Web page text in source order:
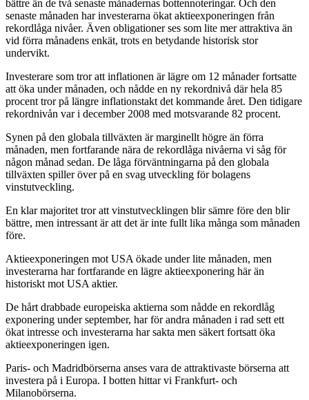
bättre än de två senaste månadernas bottennoteringar. Och den
senaste månaden har investerarna ökat aktieexponeringen från
rekordlåga nivåer. Även obligationer ses som lite mer attraktiva än
vid förra månadens enkät, trots en betydande historisk stor
undervikt.
Investerare som tror att inflationen är lägre om 12 månader fortsatte
att öka under månaden, och nådde en ny rekordnivå där hela 85
procent tror på längre inflationstakt det kommande året. Den tidigare
rekordnivån var i december 2008 med motsvarande 82 procent.
Synen på den globala tillväxten är marginellt högre än förra
månaden, men fortfarande nära de rekordlåga nivåerna vi såg för
någon månad sedan. De låga förväntningarna på den globala
tillväxten spiller över på en svag utveckling för bolagens
vinstutveckling.
En klar majoritet tror att vinstutvecklingen blir sämre före den blir
bättre, men intressant är att det är inte fullt lika många som månaden
före.
Aktieexponeringen mot USA ökade under lite månaden, men
investerarna har fortfarande en lägre aktieexponering här än
historiskt mot USA aktier.
De hårt drabbade europeiska aktierna som nådde en rekordlåg
exponering under september, har för andra månaden i rad sett ett
ökat intresse och investerarna har sakta men säkert fortsatt öka
aktieexponeringen igen.
Paris- och Madridbörserna anses vara de attraktivaste börserna att
investera på i Europa. I botten hittar vi Frankfurt- och
Milanobörserna.